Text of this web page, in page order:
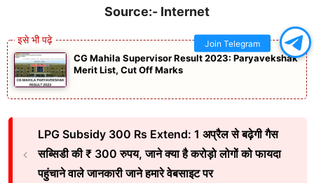
Source:- Internet
CG Mahila Supervisor Result 2023: Paryavekshak
Merit List, Cut Off Marks
LPG Subsidy 300 Rs Extend: 1 अप्रैल से बढ़ेगी गैस
सब्सिडी की ₹ 300 रुपय, जाने क्या है करोड़ो लोगों को फायदा
पहुंचाने वाले जानकारी जाने हमारे वेबसाइट पर
Join Telegram